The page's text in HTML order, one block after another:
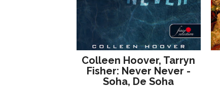
Colleen Hoover, Tarryn
Fisher: Never Never -
Soha, De Soha